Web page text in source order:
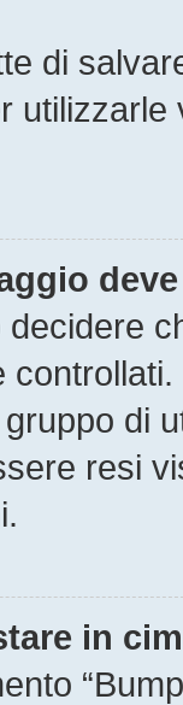
di
utilizzarle
decidere
di
resi
in